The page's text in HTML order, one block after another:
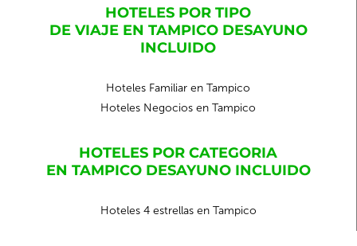
HOTELES POR TIPO
DE VIAJE EN TAMPICO DESAYUNO
INCLUIDO
Hoteles Familiar en Tampico
Hoteles Negocios en Tampico
HOTELES POR CATEGORIA
EN TAMPICO DESAYUNO INCLUIDO
Hoteles 4 estrellas en Tampico